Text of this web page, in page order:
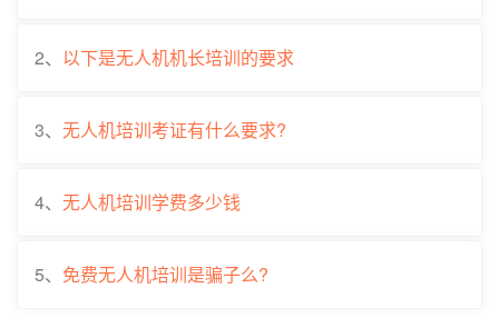
2、 以下是无人机机长培训的要求
3、 无人机培训考证有什么要求?
4、 无人机培训学费多少钱
5、 免费无人机培训是骗子么?